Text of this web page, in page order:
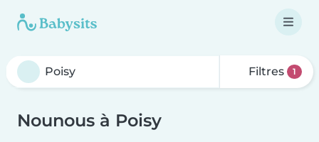
Filtres 1
Nounous à Poisy